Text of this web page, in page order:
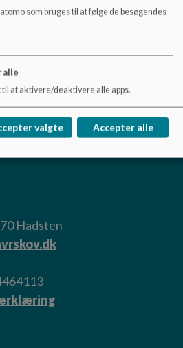
voksne
med dagtilbud og skole
Hadsten
som bruges til at følge de besøgendes
alle
at aktivere/deaktivere alle apps.
valgte Accepter alle